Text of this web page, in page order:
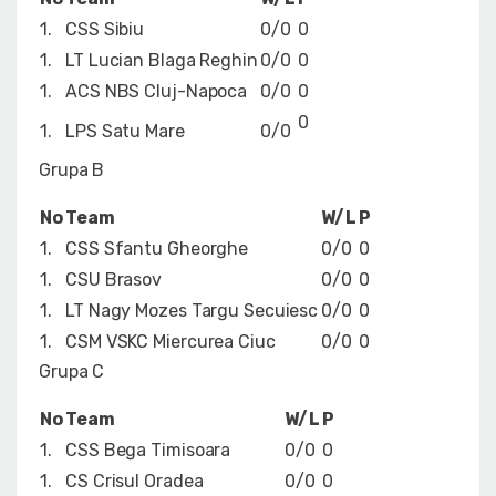
1.
CSS Sibiu 0/0 0
1.
LT Lucian Blaga Reghin 0/0 0
1.
ACS NBS Cluj-Napoca 0/0 0
1.
LPS Satu Mare 0/0 0
Grupa B
NoTeam W/L P
1.
CSS Sfantu Gheorghe 0/0 0
1.
CSU Brasov 0/0 0
1.
LT Nagy Mozes Targu Secuiesc 0/0 0
1.
CSM VSKC Miercurea Ciuc 0/0 0
Grupa C
NoTeam W/L P
1.
CSS Bega Timisoara 0/0 0
1.
CS Crisul Oradea 0/0 0